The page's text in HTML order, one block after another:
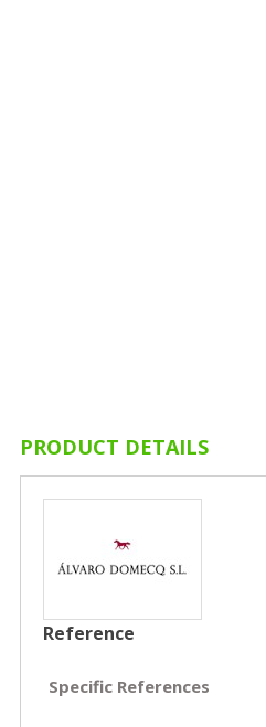
PRODUCT DETAILS
Reference
Specific References